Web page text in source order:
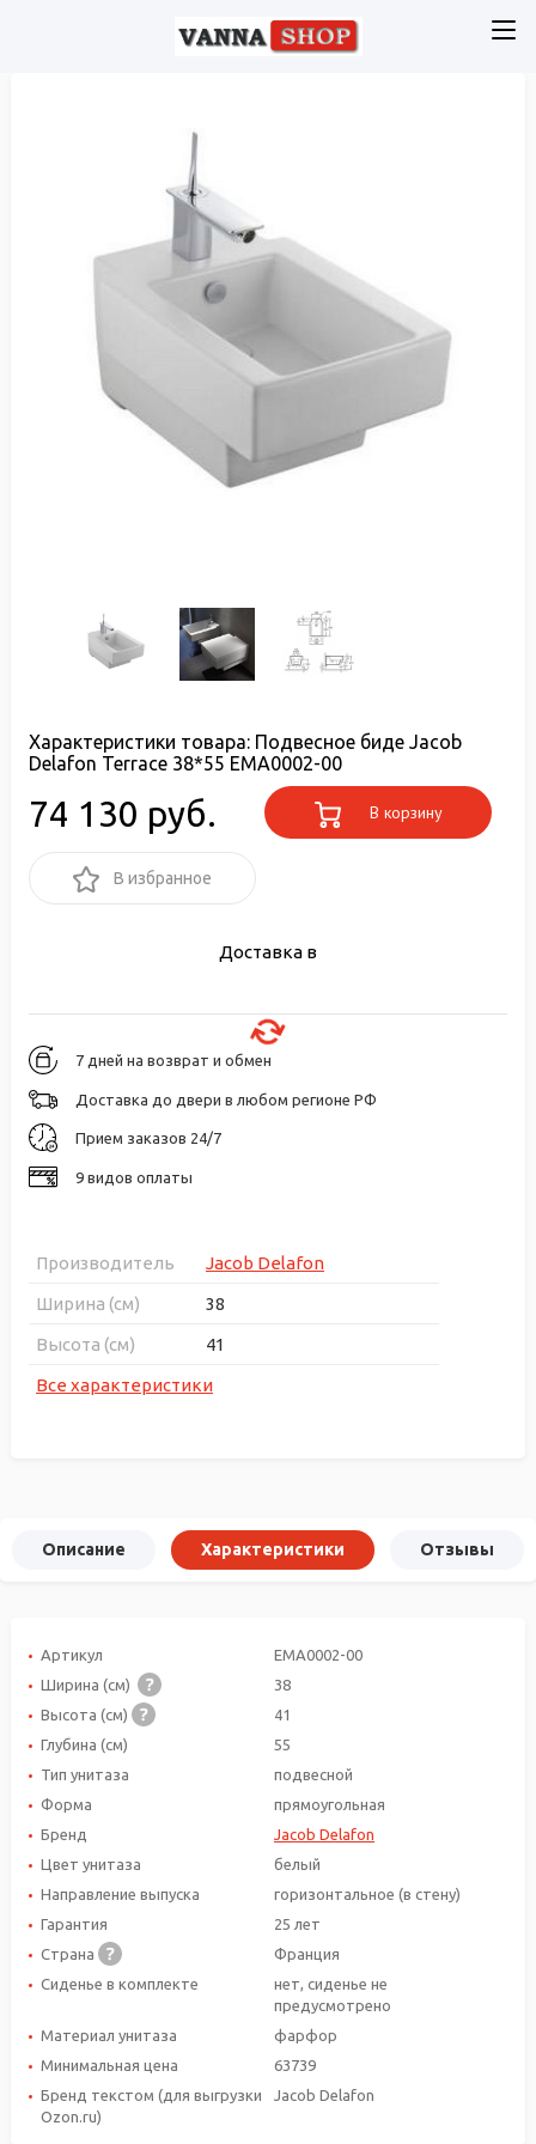
Характеристики товара: Подвесное биде Jacob
Delafon Terrace 38*55 EMA0002-00
74 130 руб. В корзину
В избранное
Доставка в
7 дней на возврат и обмен
Доставка до двери в любом регионе РФ
Прием заказов 24/7
9 видов оплаты
Производитель
Jacob Delafon
Ширина (см)
38
Высота (см)
41
Все характеристики
Описание Характеристики Отзывы
Артикул
EMA0002-00
Ширина (см)
38
Высота (см)
41
Глубина (см)
55
Тип унитаза
подвесной
Форма
прямоугольная
Бренд
Jacob Delafon
Цвет унитаза
белый
Направление выпуска
горизонтальное (в стену)
Гарантия
25 лет
Страна
Франция
Сиденье в комплекте
нет, сиденье не
предусмотрено
Материал унитаза
фарфор
Минимальная цена
63739
Бренд текстом (для выгрузки
Ozon.ru)
Jacob Delafon